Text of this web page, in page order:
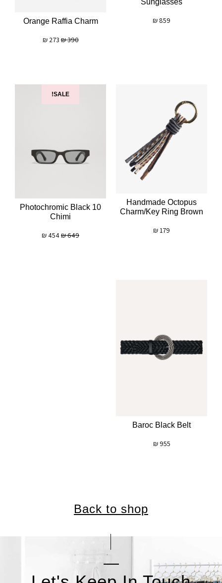
Sunglasses
859
₪
Orange Raffia Charm
390
₪
273
₪
Handmade Octopus
Charm/key Ring Brown
179
₪
SALE!
10 Photochromic Black
Chimi
649
₪
454
₪
Baroc Black Belt
955
₪
Back to shop